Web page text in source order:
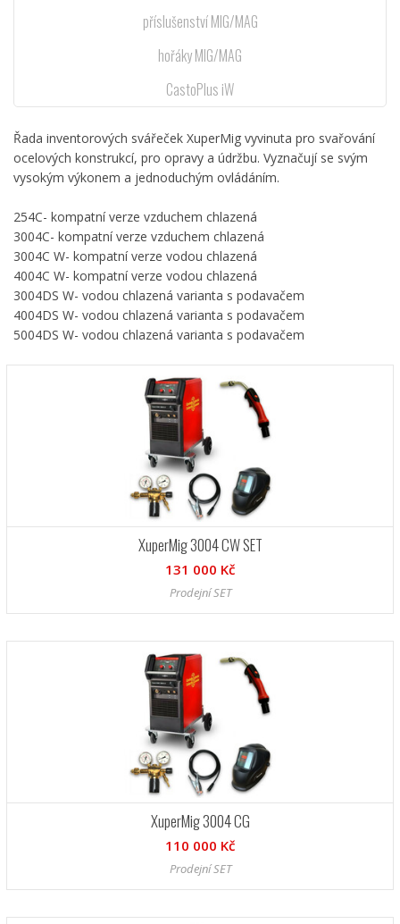
příslušenství MIG/MAG
hořáky MIG/MAG
CastoPlus iW
Řada inventorových svářeček XuperMig vyvinuta pro svařování
ocelových konstrukcí, pro opravy a údržbu. Vyznačují se svým
vysokým výkonem a jednoduchým ovládáním.
254C- kompatní verze vzduchem chlazená
3004C- kompatní verze vzduchem chlazená
3004C W- kompatní verze vodou chlazená
4004C W- kompatní verze vodou chlazená
3004DS W- vodou chlazená varianta s podavačem
4004DS W- vodou chlazená varianta s podavačem
5004DS W- vodou chlazená varianta s podavačem
XuperMig 3004 CW SET
131 000 Kč
Prodejní SET
XuperMig 3004 CG
110 000 Kč
Prodejní SET